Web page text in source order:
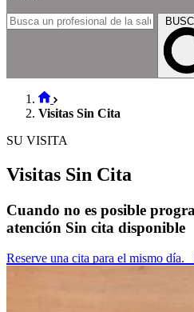
Visitas Sin Cita
SU VISITA
Visitas Sin Cita
Cuando no es posible
atención Sin cita disponible
Reserve una cita para el mismo día.